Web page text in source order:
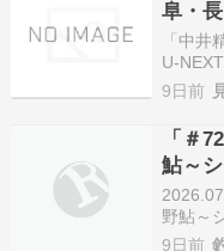
向かっ
阜・
の再
「中井
U-
たび」
NEXT
規の登
規登
「…
9日前
「＃
鮎～
公開
野鮎～
MOVIE
9日前